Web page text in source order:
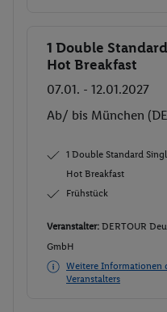
Buchen
1 Double
Hot Breakfast
07.01. - 12.01.2027
Ab/ bis München
1 Double Standard
Hot Breakfast
Frühstück
Veranstalter: DERTOUR
GmbH
Weitere Informationen
Veranstalters